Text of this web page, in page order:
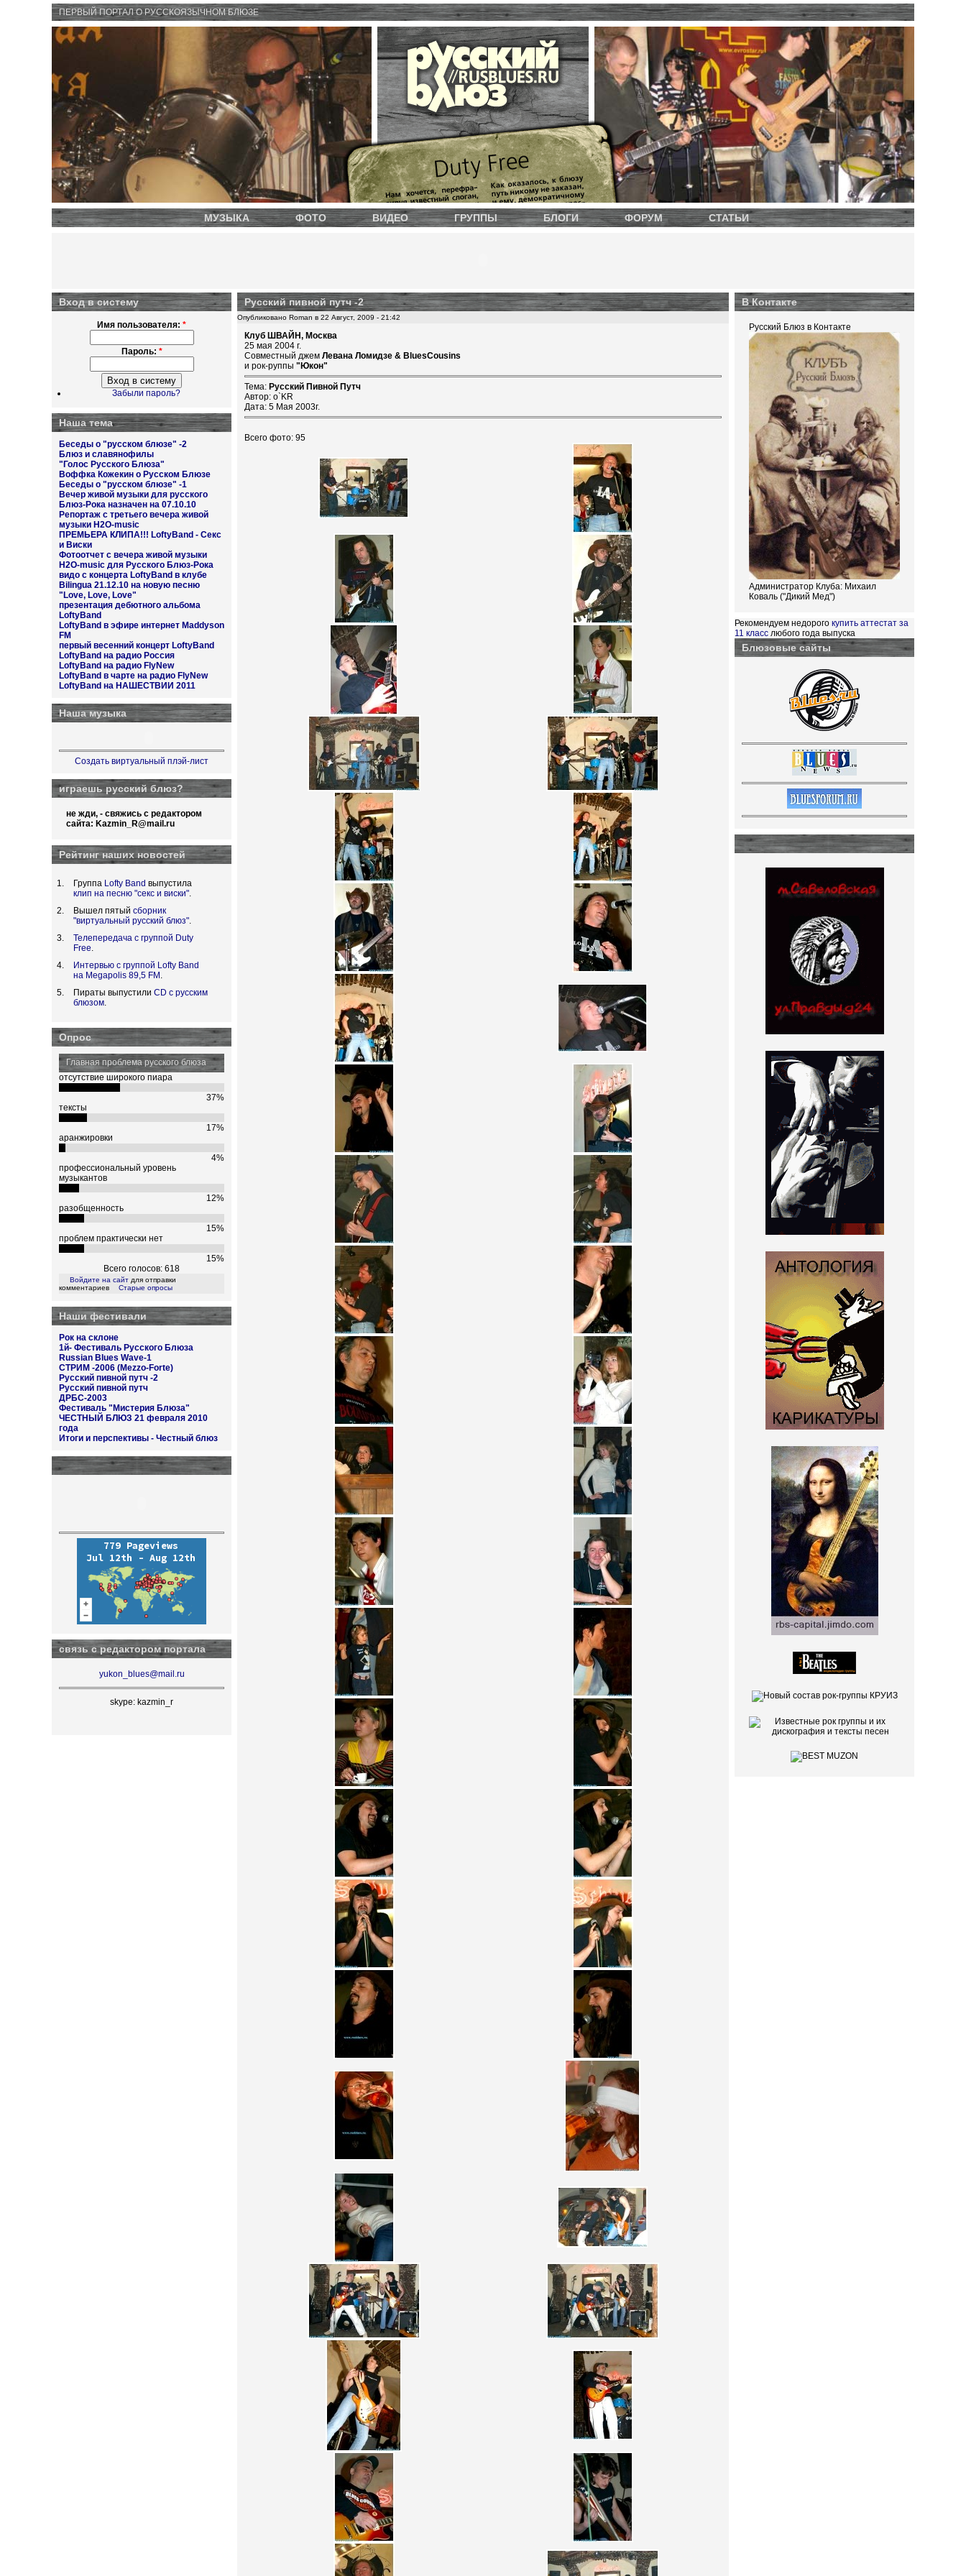
ПЕРВЫЙ ПОРТАЛ O РУССКОЯЗЫЧНОМ БЛЮЗЕ
МУЗЫКА ФОТО ВИДЕО ГРУППЫ БЛОГИ ФОРУМ СТАТЬИ
Вход в систему
Имя пользователя: *
Пароль: *
Забыли пароль?
Наша тема
Беседы о "русском блюзе" -2
Блюз и славянофилы
"Голос Русского Блюза"
Воффка Кожекин о Русском Блюзе
Беседы о "русском блюзе" -1
Вечер живой музыки для русского
Блюз-Рока назначен на 07.10.10
Репортаж с третьего вечера живой
музыки H2O-music
ПРЕМЬЕРА КЛИПА!!! LoftyBand - Секс
и Виски
Фотоотчет с вечера живой музыки
H2O-music для Русского Блюз-Рока
видо с концерта LoftyBand в клубе
Bilingua 21.12.10 на новую песню
"Love, Love, Love"
презентация дебютного альбома
LoftyBand
LoftyBand в эфире интернет Maddyson
FM
первый весенний концерт LoftyBand
LoftyBand на радио Россия
LoftyBand на радио FlyNew
LoftyBand в чарте на радио FlyNew
LoftyBand на НАШЕСТВИИ 2011
Наша музыка
Создать виртуальный плэй-лист
играешь русский блюз?
не жди, - свяжись с редактором
сайта: Kazmin_R@mail.ru
Рейтинг наших новостей
Группа Lofty Band выпустила
клип на песню "секс и виски"
Вышел пятый сборник
"виртуальный русский блюз"
Телепередача с группой Duty
Free
Интервью с группой Lofty Band
на Megapolis 89,5 FM
Пираты выпустили CD с русским
блюзом
Опрос
Главная проблема русского блюза
отсутствие широкого пиара
37%
тексты
17%
аранжировки
4%
профессиональный уровень
музыкантов
12%
разобщенность
15%
проблем практически нет
15%
Всего голосов: 618
Войдите на сайт для отправки
комментариев
Старые опросы
Наши фестивали
Рок на склоне
1й- Фестиваль Русского Блюза
Russian Blues Wave-1
СТРИМ -2006 (Mezzo-Forte)
Русский пивной путч -2
Русский пивной путч
ДРБС-2003
Фестиваль "Мистерия Блюза"
ЧЕСТНЫЙ БЛЮЗ 21 февраля 2010
года
Итоги и перспективы - Честный блюз
связь с редактором портала
yukon_blues@mail.ru
skype: kazmin_r
Русский пивной путч -2
Опубликовано Roman в 22 Август, 2009 - 21:42
Клуб ШВАЙН, Москва
25 мая 2004 г.
Совместный джем Левана Ломидзе & BluesCousins
и рок-руппы "Юкон"
Тема: Русский Пивной Путч
Автор: o`KR
Дата: 5 Мая 2003г.
Всего фото: 95
В Контакте
Русский Блюз в Контакте
Администратор Клуба: Михаил
Коваль ("Дикий Мед")
Рекомендуем недорого купить аттестат за
11 класс любого года выпуска
Блюзовые сайты